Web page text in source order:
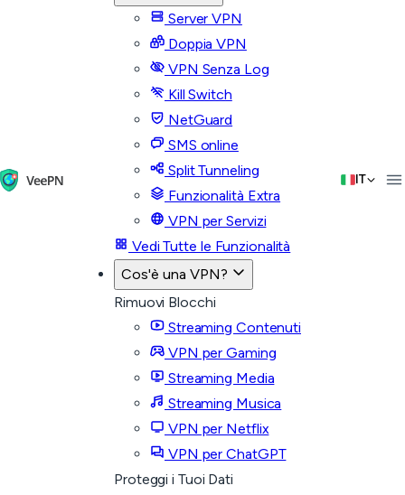
Server VPN
Doppia VPN
VPN Senza Log
Kill Switch
NetGuard
SMS online
Split Tunneling
Funzionalità Extra
VPN per Servizi
Vedi Tutte le Funzionalità
Cos'è una VPN?
Rimuovi Blocchi
Streaming Contenuti
VPN per Gaming
Streaming Media
Streaming Musica
VPN per Netflix
VPN per ChatGPT
Proteggi i Tuoi Dati
IT